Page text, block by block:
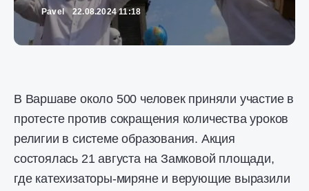
Pavel 22.08.2024 11:18
В Варшаве около 500 человек приняли участие в
протесте против сокращения количества уроков
религии в системе образования. Акция
состоялась 21 августа на Замковой площади,
где катехизаторы-миряне и верующие выразили